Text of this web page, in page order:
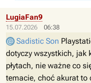
15.07.2026 06:38
LugiaFan9
Sadistic Son
dotyczy wszystkich, jak
płytach, nie ważne co
temacie, choć akurat to